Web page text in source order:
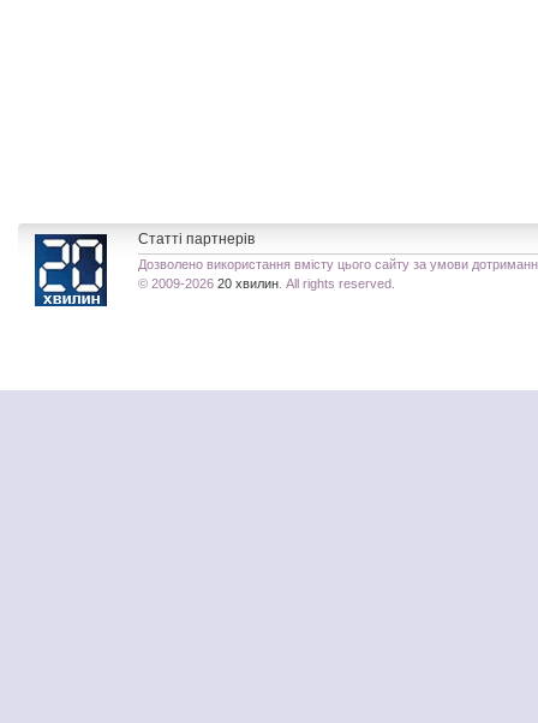
Статті партнерів
Дозволено використання вмісту цього сайту за умови
© 2009-2026 20 хвилин . All rights reserved.